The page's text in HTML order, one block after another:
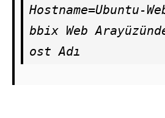
Hostname=Ubuntu-
bbix Web
ost Adı